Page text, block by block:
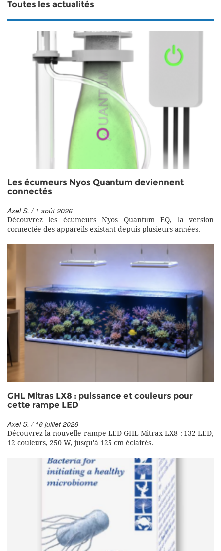
Toutes les actualités
Les écumeurs Nyos Quantum deviennent
connectés
Axel S. / 1 août 2026
Découvrez les écumeurs Nyos Quantum EQ, la version
connectée des appareils existant depuis plusieurs années.
GHL Mitras LX8 : puissance et couleurs pour
cette rampe LED
Axel S. / 16 juillet 2026
Découvrez la nouvelle rampe LED GHL Mitrax LX8 : 132 LED,
12 couleurs, 250 W, jusqu'à 125 cm éclairés.